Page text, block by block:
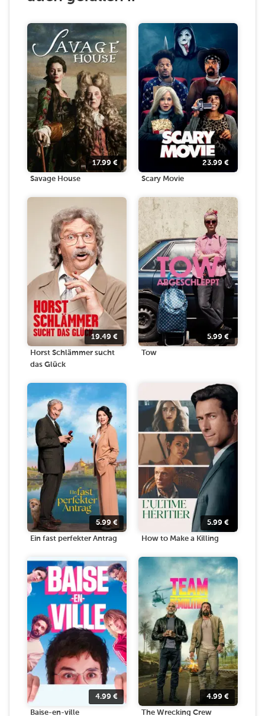
17.99 €
Savage House
23.99 €
Scary Movie
19.49 €
Horst Schlämmer sucht
das Glück
5.99 €
Tow
5.99 €
Ein fast perfekter Antrag
5.99 €
How to Make a Killing
4.99 €
Baise-en-ville
4.99 €
The Wrecking Crew